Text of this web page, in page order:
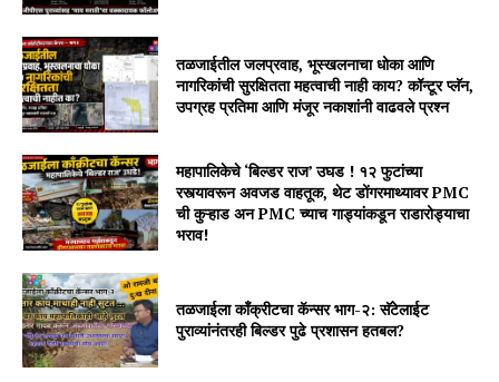
तळजाईतील जलप्रवाह, भूस्खलनाचा धोका आणि
नागरिकांची सुरक्षितता महत्वाची नाही काय? कॉन्टूर प्लॅन,
उपग्रह प्रतिमा आणि मंजूर नकाशांनी वाढवले प्रश्न
महापालिकेचे ‘बिल्डर राज’ उघड ! १२ फुटांच्या
रस्त्यावरून अवजड वाहतूक, थेट डोंगरमाथ्यावर PMC
ची कुऱ्हाड अन PMC च्याच गाड्यांकडून राडारोड्याचा
भराव!
तळजाईला कॉंक्रीटचा कॅन्सर भाग-२: सॅटेलाईट
पुराव्यांनंतरही बिल्डर पुढे प्रशासन हतबल?